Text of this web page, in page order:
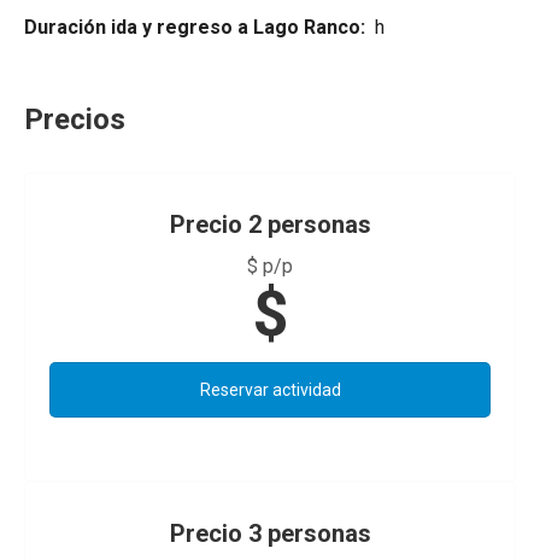
Duración ida y regreso a Lago Ranco: h
Precios
Precio 2 personas
$ p/p
$
Reservar actividad
Precio 3 personas